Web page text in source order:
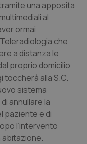
una apposita
al
ormai
che
a distanza le
proprio domicilio
toccherà alla S.C.
sistema
annullare la
paziente e di
l’intervento